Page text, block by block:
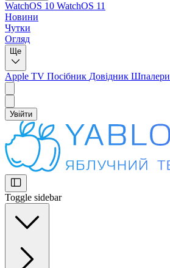
WatchOS 10 WatchOS 11
Новини
Чутки
Огляд
Ще
Apple TV Посібник Довідник Шпалери
Увійти
Toggle sidebar